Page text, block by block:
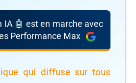
IA 🤖 est en marche avec
Performance Max
qui diffuse sur tous